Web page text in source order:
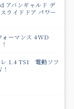
アバンギャルド デ
ライドドア パワ－
ォーマンス 4WD
レ 1.4 TSI 電動ソフ